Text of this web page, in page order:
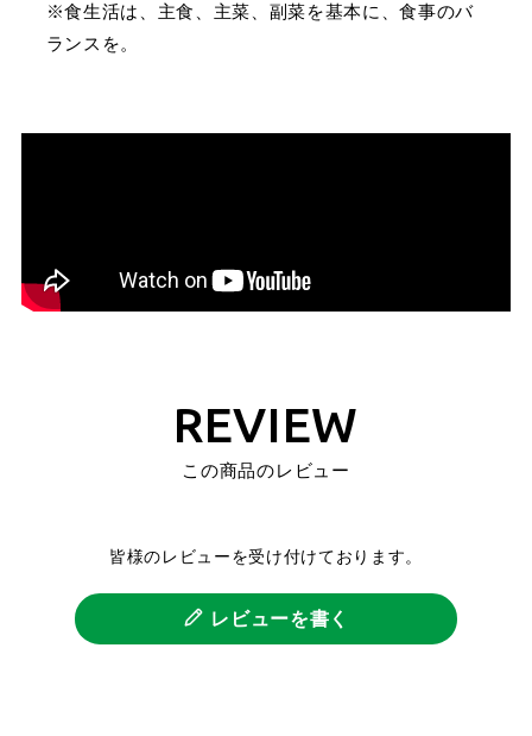
※食生活は、主食、主菜、副菜を基本に、食事のバ
ランスを。
REVIEW
この商品のレビュー
皆様のレビューを受け付けております。
レビューを書く